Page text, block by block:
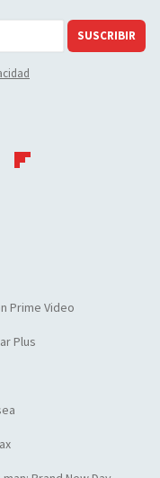
SUSCRIBIR
Prime Video
Plus